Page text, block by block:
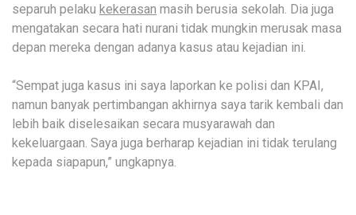
separuh pelaku kekerasan masih berusia sekolah. Dia juga
mengatakan secara hati nurani tidak mungkin merusak masa
depan mereka dengan adanya kasus atau kejadian ini.
“Sempat juga kasus ini saya laporkan ke polisi dan KPAI,
namun banyak pertimbangan akhirnya saya tarik kembali dan
lebih baik diselesaikan secara musyarawah dan
kekeluargaan. Saya juga berharap kejadian ini tidak terulang
kepada siapapun,” ungkapnya.